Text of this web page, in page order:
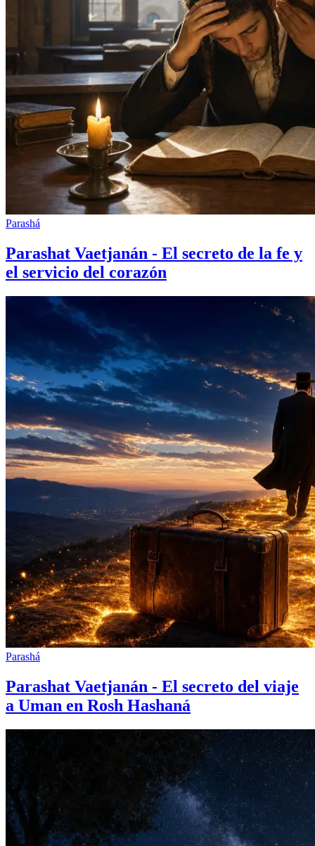
Parashá
Parashat Vaetjanán - El secreto de la fe y
el servicio del corazón
Parashá
Parashat Vaetjanán - El secreto del viaje
a Uman en Rosh Hashaná